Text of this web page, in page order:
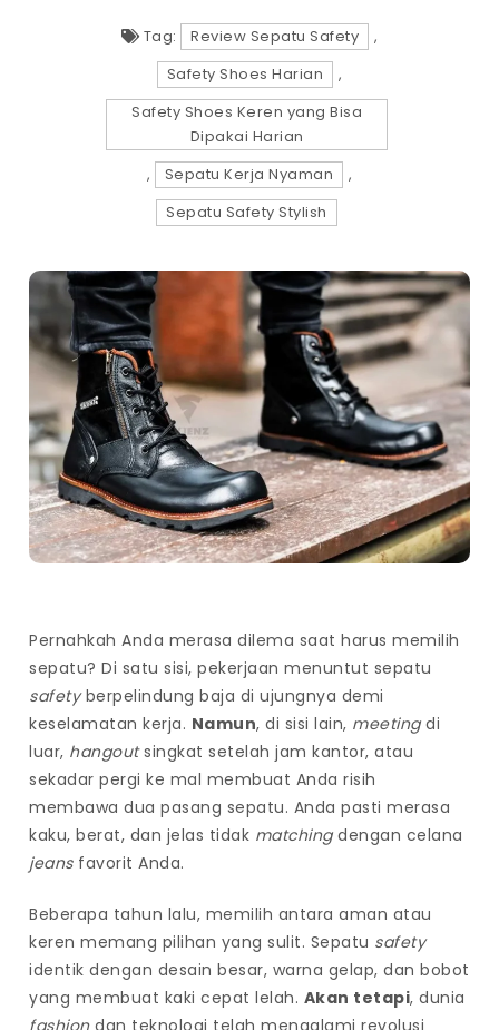
Tag: Review Sepatu Safety
,
Safety Shoes Harian
,
Safety Shoes Keren yang Bisa
Dipakai Harian
,
Sepatu Kerja Nyaman
,
Sepatu Safety Stylish
Pernahkah Anda merasa dilema saat harus memilih
sepatu? Di satu sisi, pekerjaan menuntut sepatu
safetyberpelindung baja di ujungnya demi
keselamatan kerja. Namun, di sisi lain, meetingdi
luar, hangoutsingkat setelah jam kantor, atau
sekadar pergi ke mal membuat Anda risih
membawa dua pasang sepatu. Anda pasti merasa
kaku, berat, dan jelas tidak matchingdengan celana
jeansfavorit Anda.
Beberapa tahun lalu, memilih antara aman atau
keren memang pilihan yang sulit. Sepatu safety
identik dengan desain besar, warna gelap, dan bobot
yang membuat kaki cepat lelah. Akan tetapi, dunia
fashiondan teknologi telah mengalami revolusi